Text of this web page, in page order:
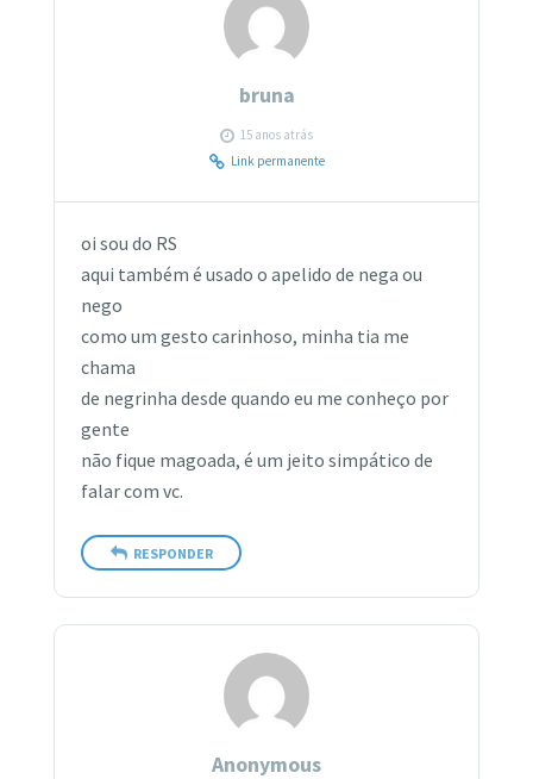
bruna
15 anos atrás
Link permanente
oi sou do RS
aqui também é usado o apelido de nega ou
nego
como um gesto carinhoso, minha tia me
chama
de negrinha desde quando eu me conheço por
gente
não fique magoada, é um jeito simpático de
falar com vc.
RESPONDER
Anonymous